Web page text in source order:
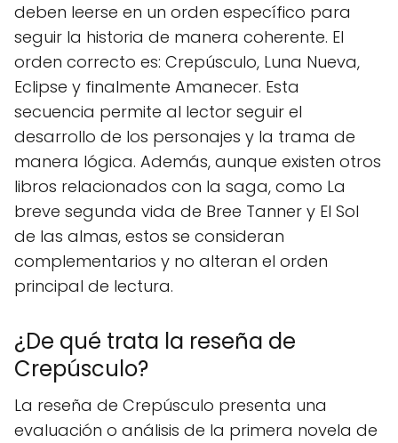
deben leerse en un orden específico para
seguir la historia de manera coherente. El
orden correcto es: Crepúsculo, Luna Nueva,
Eclipse y finalmente Amanecer. Esta
secuencia permite al lector seguir el
desarrollo de los personajes y la trama de
manera lógica. Además, aunque existen otros
libros relacionados con la saga, como La
breve segunda vida de Bree Tanner y El Sol
de las almas, estos se consideran
complementarios y no alteran el orden
principal de lectura.
¿De qué trata la reseña de
Crepúsculo?
La reseña de Crepúsculo presenta una
evaluación o análisis de la primera novela de